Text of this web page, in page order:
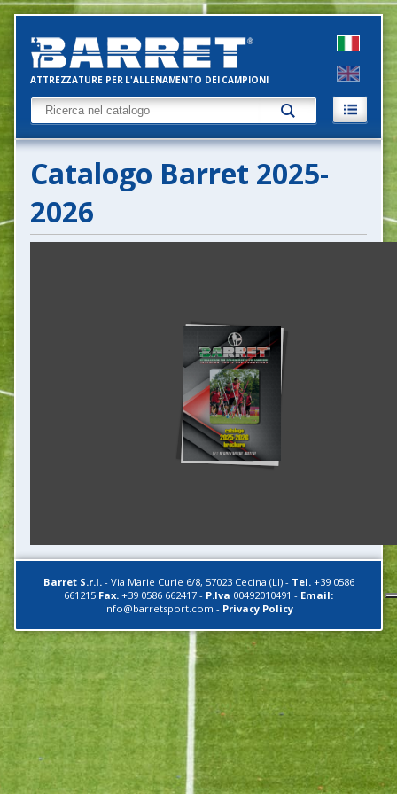
ATTREZZATURE PER L'ALLENAMENTO DEI CAMPIONI
Catalogo Barret 2025-
2026
Barret S.r.l. - Via Marie Curie 6/8, 57023 Cecina (LI) - Tel. +39 0586
661215 Fax. +39 0586 662417 - P.Iva 00492010491 - Email:
info@barretsport.com - Privacy Policy